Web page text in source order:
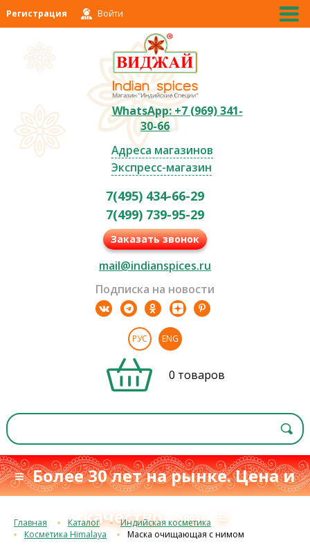
Регистрация Войти
WhatsApp: +7 (969) 341-
30-66
Адреса магазинов
Экспресс-магазин
7(495) 434-66-29
7(499) 739-95-29
Заказать звонок
mail@indianspices.ru
Подписка на новости
РУС ENG
0 товаров
≡ Более 30 лет на рынке. Цена и
качествос 1993 г.≡
Главная Каталог
Индийская косметика
Косметика Himalaya
Маска очищающая с нимом